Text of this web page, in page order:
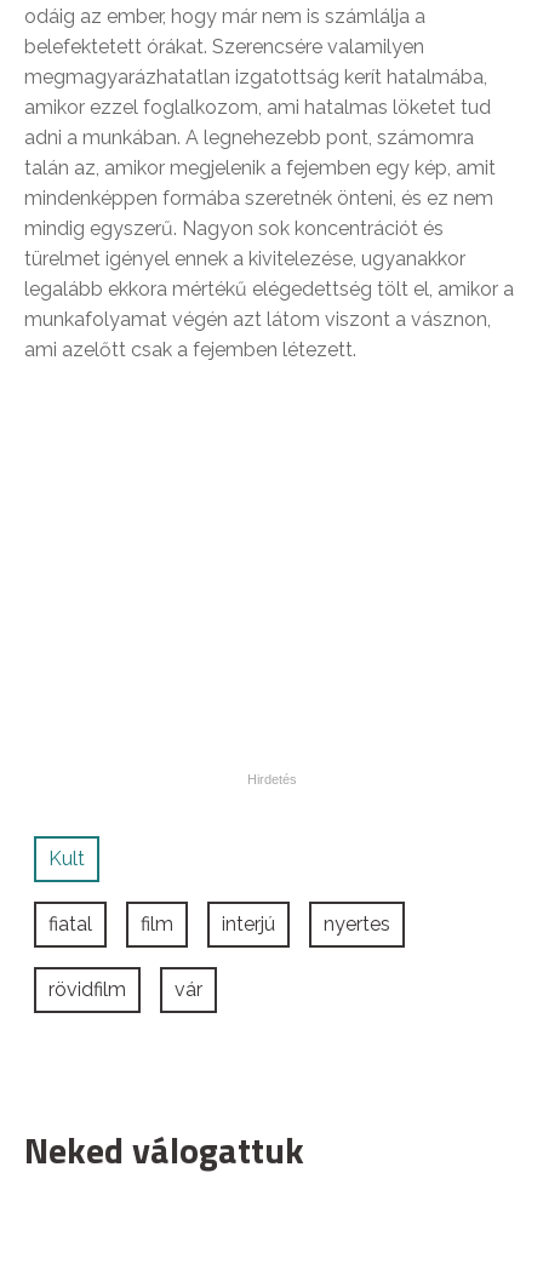
odáig az ember, hogy már nem is számlálja a
belefektetett órákat. Szerencsére valamilyen
megmagyarázhatatlan izgatottság kerít hatalmába,
amikor ezzel foglalkozom, ami hatalmas löketet tud
adni a munkában. A legnehezebb pont, számomra
talán az, amikor megjelenik a fejemben egy kép, amit
mindenképpen formába szeretnék önteni, és ez nem
mindig egyszerű. Nagyon sok koncentrációt és
türelmet igényel ennek a kivitelezése, ugyanakkor
legalább ekkora mértékű elégedettség tölt el, amikor a
munkafolyamat végén azt látom viszont a vásznon,
ami azelőtt csak a fejemben létezett.
Kult
fiatal film interjú nyertes
rövidfilm vár
Neked válogattuk